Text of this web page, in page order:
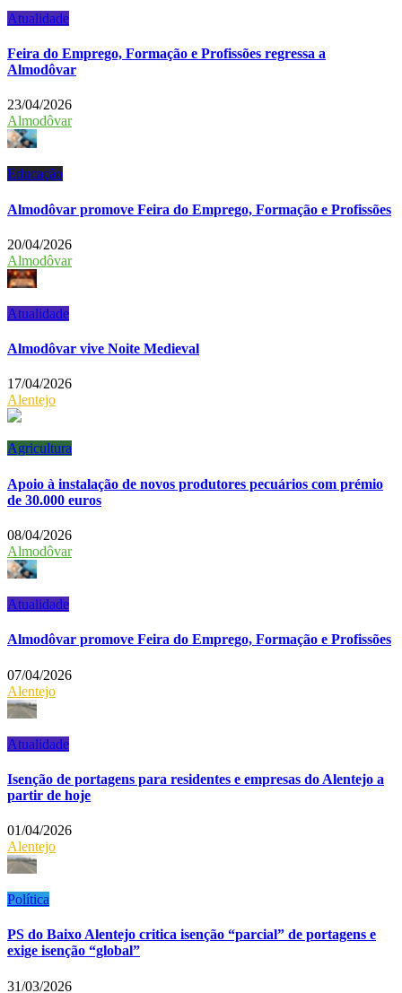
Atualidade
Feira do Emprego, Formação e Profissões regressa a
Almodôvar
23/04/2026
Almodôvar
Educação
Almodôvar promove Feira do Emprego, Formação e Profissões
20/04/2026
Almodôvar
Atualidade
Almodôvar vive Noite Medieval
17/04/2026
Alentejo
Agricultura
Apoio à instalação de novos produtores pecuários com prémio
de 30.000 euros
08/04/2026
Almodôvar
Atualidade
Almodôvar promove Feira do Emprego, Formação e Profissões
07/04/2026
Alentejo
Atualidade
Isenção de portagens para residentes e empresas do Alentejo a
partir de hoje
01/04/2026
Alentejo
Política
PS do Baixo Alentejo critica isenção “parcial” de portagens e
exige isenção “global”
31/03/2026